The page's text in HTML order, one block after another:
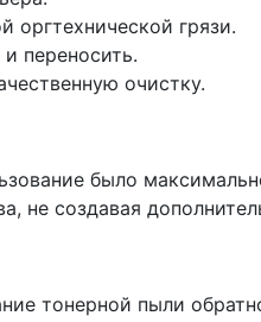
оргтехнической грязи.
переносить.
очистку.
было
не создавая
тонерной пыли